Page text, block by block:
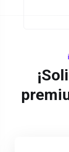
Disfruta de